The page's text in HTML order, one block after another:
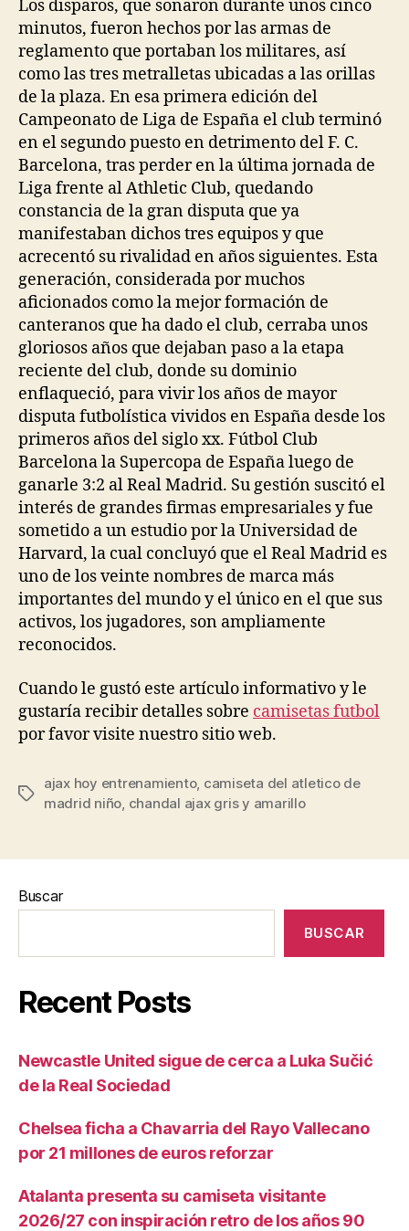
Los disparos, que sonaron durante unos cinco
minutos, fueron hechos por las armas de
reglamento que portaban los militares, así
como las tres metralletas ubicadas a las orillas
de la plaza. En esa primera edición del
Campeonato de Liga de España el club terminó
en el segundo puesto en detrimento del F. C.
Barcelona, tras perder en la última jornada de
Liga frente al Athletic Club, quedando
constancia de la gran disputa que ya
manifestaban dichos tres equipos y que
acrecentó su rivalidad en años siguientes. Esta
generación, considerada por muchos
aficionados como la mejor formación de
canteranos que ha dado el club, cerraba unos
gloriosos años que dejaban paso a la etapa
reciente del club, donde su dominio
enflaqueció, para vivir los años de mayor
disputa futbolística vividos en España desde los
primeros años del siglo xx. Fútbol Club
Barcelona la Supercopa de España luego de
ganarle 3:2 al Real Madrid. Su gestión suscitó el
interés de grandes firmas empresariales y fue
sometido a un estudio por la Universidad de
Harvard, la cual concluyó que el Real Madrid es
uno de los veinte nombres de marca más
importantes del mundo y el único en el que sus
activos, los jugadores, son ampliamente
reconocidos.
Cuando le gustó este artículo informativo y le
gustaría recibir detalles sobre camisetas futbol
por favor visite nuestro sitio web.
Etiquetas
ajax hoy entrenamiento, camiseta del atletico de
madrid niño chandal ajax gris y amarillo
Buscar
BUSCAR
Recent Posts
Newcastle United sigue de cerca a Luka Sučić
de la Real Sociedad
Chelsea ficha a Chavarria del Rayo Vallecano
por 21 millones de euros reforzar
Atalanta presenta su camiseta visitante
2026/27 con inspiración retro de los años 90